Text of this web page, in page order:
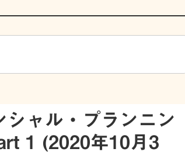
ャル・プランニン
1 (2020年10月3